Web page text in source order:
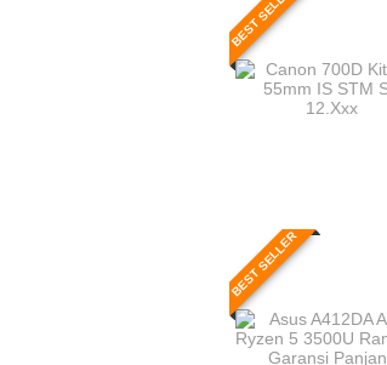
BEST SELLER